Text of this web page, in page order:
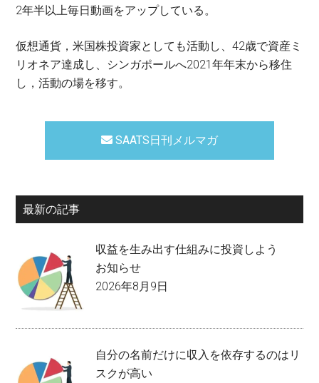
2年半以上毎日動画をアップしている。
仮想通貨，米国株投資家としても活動し、42歳で資産ミ
リオネア達成し、シンガポールへ2021年年末から移住
し，活動の場を移す。
SAATS日刊メルマガ
最新の記事
収益を生み出す仕組みに投資しよう
お知らせ
2026年8月9日
自分の名前だけに収入を依存するのはリ
スクが高い